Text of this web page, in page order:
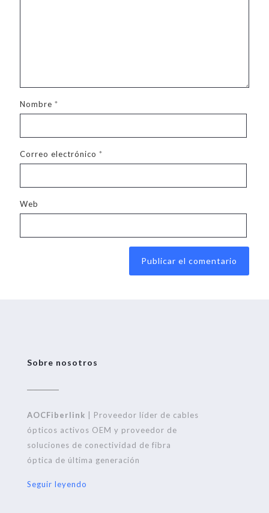
Nombre *
Correo electrónico *
Web
Sobre nosotros
AOCFiberlink | Proveedor líder de cables
ópticos activos OEM y proveedor de
soluciones de conectividad de fibra
óptica de última generación
Seguir leyendo